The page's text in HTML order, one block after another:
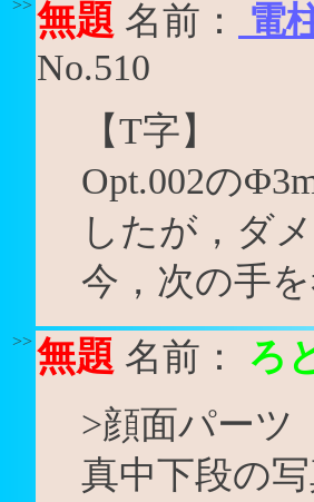
>> 無題 名前：
電
No.510
【T字】
Opt.002の
したが，ダ
今，次の手
>> 無題 名前： ろ
>顔面パーツ
真中下段の